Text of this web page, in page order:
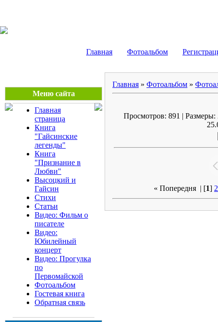
Главная Фотоальбом
Меню сайта
Главная
страница
Книга
"Гайсинские
легенды"
Книга
"Признание в
Любви"
Высоцкий и
Гайсин
Стихи
Статьи
Видео: Фильм о
писателе
Видео:
Юбилейный
концерт
Видео: Прогулка
по
Первомайской
Фотоальбом
Гостевая книга
Обратная связь
Главная » Фотоальбом »
Просмотров: 891 |
« Попередня | [1] 2